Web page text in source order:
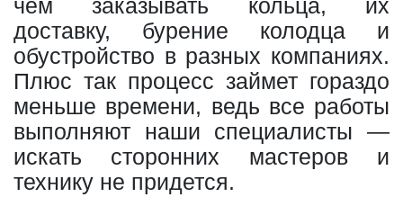
чем заказывать кольца, их
доставку, бурение колодца и
обустройство в разных компаниях.
Плюс так процесс займет гораздо
меньше времени, ведь все работы
выполняют наши специалисты —
искать сторонних мастеров и
технику не придется.